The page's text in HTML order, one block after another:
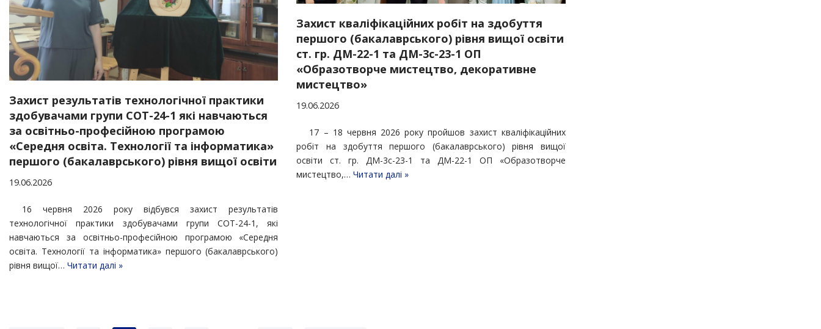
Захист результатів технологічної практики
здобувачами групи СОТ-24-1 які навчаються
за освітньо-професійною програмою
«Середня освіта. Технології та інформатика»
першого (бакалаврського) рівня вищої освіти
19.06.2026
16 червня 2026 року відбувся захист результатів
технологічної практики здобувачами групи СОТ-24-1, які
навчаються за освітньо-професійною програмою «Середня
освіта. Технології та інформатика» першого (бакалаврського)
рівня вищої… Читати далі »
Захист кваліфікаційних робіт на здобуття
першого (бакалаврського) рівня вищої освіти
ст. гр. ДМ-22-1 та ДМ-3с-23-1 ОП
«Образотворче мистецтво, декоративне
мистецтво»
19.06.2026
17 – 18 червня 2026 року пройшов захист кваліфікаційних
робіт на здобуття першого (бакалаврського) рівня вищої
освіти ст. гр. ДМ-3с-23-1 та ДМ-22-1 ОП «Образотворче
мистецтво,…Читати далі »